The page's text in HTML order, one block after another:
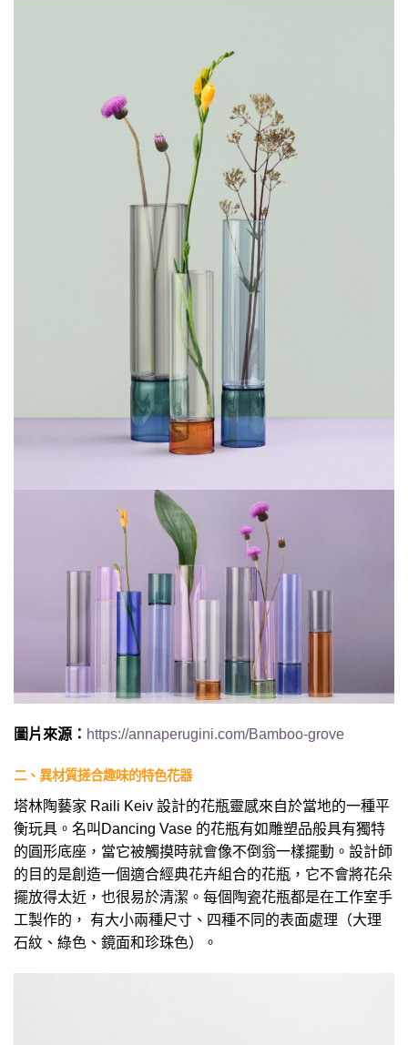
圖片來源： https://annaperugini.com/Bamboo-grove
二、異材質搓合趣味的特色花器
塔林陶藝家 Raili Keiv 設計的花瓶靈感來自於當地的一種平
衡玩具。名叫Dancing Vase 的花瓶有如雕塑品般具有獨特
的圓形底座，當它被觸摸時就會像不倒翁一樣擺動。設計師
的目的是創造一個適合經典花卉組合的花瓶，它不會將花朵
擺放得太近，也很易於清潔。每個陶瓷花瓶都是在工作室手
工製作的， 有大小兩種尺寸、四種不同的表面處理（大理
石紋、綠色、鏡面和珍珠色）。